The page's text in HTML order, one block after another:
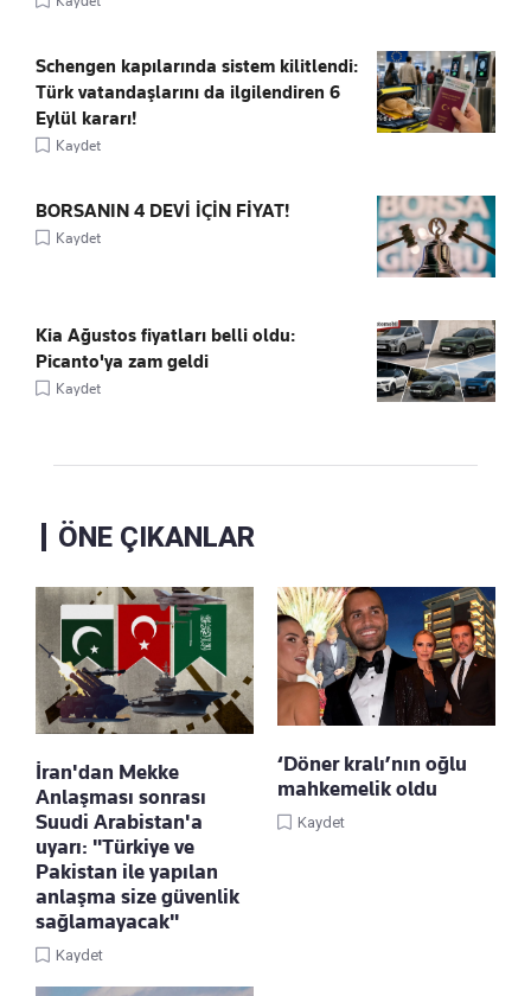
Schengen kapılarında sistem kilitlendi:
Türk vatandaşlarını da ilgilendiren 6
Eylül kararı!
Kaydet
BORSANIN 4 DEVİ İÇİN FİYAT!
Kaydet
Kia Ağustos fiyatları belli oldu:
Picanto'ya zam geldi
Kaydet
ÖNE ÇIKANLAR
İran'dan Mekke
Anlaşması sonrası
Suudi Arabistan'a
uyarı: "Türkiye ve
Pakistan ile yapılan
anlaşma size güvenlik
sağlamayacak"
Kaydet
‘Döner kralı’nın oğlu
mahkemelik oldu
Kaydet